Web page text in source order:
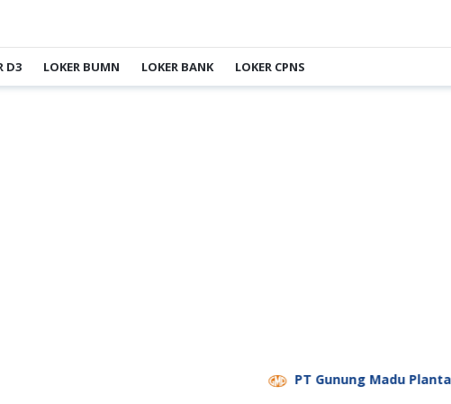
D3 LOKER BUMN LOKER BANK LOKER CPNS
PT Gunung Madu Plantations